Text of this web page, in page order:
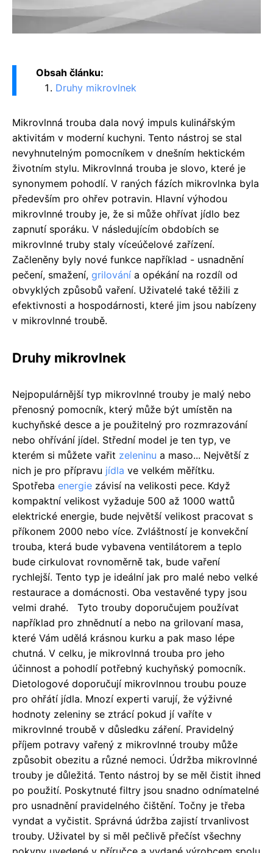
Obsah článku:
Druhy mikrovlnek
Mikrovlnná trouba dala nový impuls kulinářským
aktivitám v moderní kuchyni. Tento nástroj se stal
nevyhnutelným pomocníkem v dnešním hektickém
životním stylu. Mikrovlnná trouba je slovo, které je
synonymem pohodlí. V raných fázích mikrovlnka byla
především pro ohřev potravin. Hlavní výhodou
mikrovlnné trouby je, že si může ohřívat jídlo bez
zapnutí sporáku. V následujícím obdobích se
mikrovlnné truby staly víceúčelové zařízení.
Začleněny byly nové funkce například - usnadnění
pečení, smažení, grilování a opékání na rozdíl od
obvyklých způsobů vaření. Uživatelé také těžili z
efektivnosti a hospodárnosti, které jim jsou nabízeny
v mikrovlnné troubě.
Druhy mikrovlnek
Nejpopulárnější typ mikrovlnné trouby je malý nebo
přenosný pomocník, který může být umístěn na
kuchyňské desce a je použitelný pro rozmrazování
nebo ohřívání jídel. Střední model je ten typ, ve
kterém si můžete vařit zeleninu a maso... Největší z
nich je pro přípravu jídla ve velkém měřítku.
Spotřeba energie závisí na velikosti pece. Když
kompaktní velikost vyžaduje 500 až 1000 wattů
elektrické energie, bude největší velikost pracovat s
příkonem 2000 nebo více. Zvláštností je konvekční
trouba, která bude vybavena ventilátorem a teplo
bude cirkulovat rovnoměrně tak, bude vaření
rychlejší. Tento typ je ideální jak pro malé nebo velké
restaurace a domácnosti. Oba vestavěné typy jsou
velmi drahé. Tyto trouby doporučujem používat
například pro zhnědnutí a nebo na grilovaní masa,
které Vám udělá krásnou kurku a pak maso lépe
chutná. V celku, je mikrovlnná trouba pro jeho
účinnost a pohodlí potřebný kuchyňský pomocník.
Dietologové doporučují mikrovlnnou troubu pouze
pro ohřátí jídla. Mnozí experti varují, že výživné
hodnoty zeleniny se ztrácí pokud jí vaříte v
mikrovlnné troubě v důsledku záření. Pravidelný
příjem potravy vařený z mikrovlnné trouby může
způsobit obezitu a různé nemoci. Údržba mikrovlnné
trouby je důležitá. Tento nástroj by se měl čistit ihned
po použití. Poskytnuté filtry jsou snadno odnímatelné
pro usnadnění pravidelného čištění. Točny je třeba
vyndat a vyčistit. Správná údržba zajistí trvanlivost
trouby. Uživatel by si měl pečlivě přečíst všechny